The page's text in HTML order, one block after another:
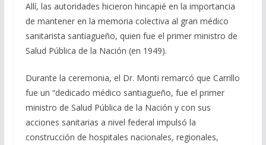
Allí, las autoridades hicieron hincapié en la importancia
de mantener en la memoria colectiva al gran médico
sanitarista santiagueño, quien fue el primer ministro de
Salud Pública de la Nación (en 1949).
Durante la ceremonia, el Dr. Monti remarcó que Carrillo
fue un “dedicado médico santiagueño, fue el primer
ministro de Salud Pública de la Nación y con sus
acciones sanitarias a nivel federal impulsó la
construcción de hospitales nacionales, regionales,